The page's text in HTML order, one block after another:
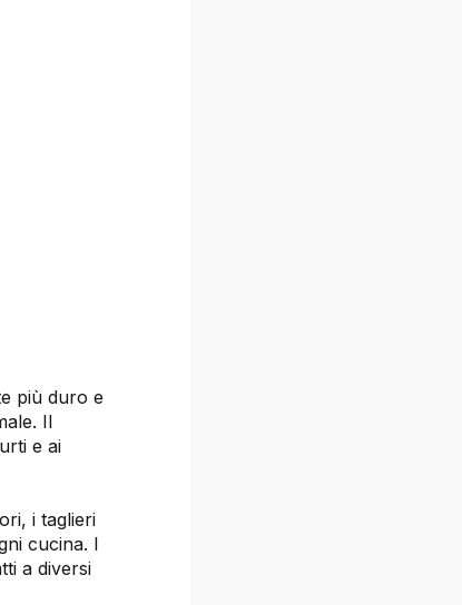
più duro e
Il
e ai
i taglieri
cucina. I
a diversi